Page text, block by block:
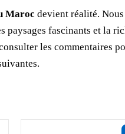
Maroc devient réalité. Nous
paysages fascinants et la
les commentaires